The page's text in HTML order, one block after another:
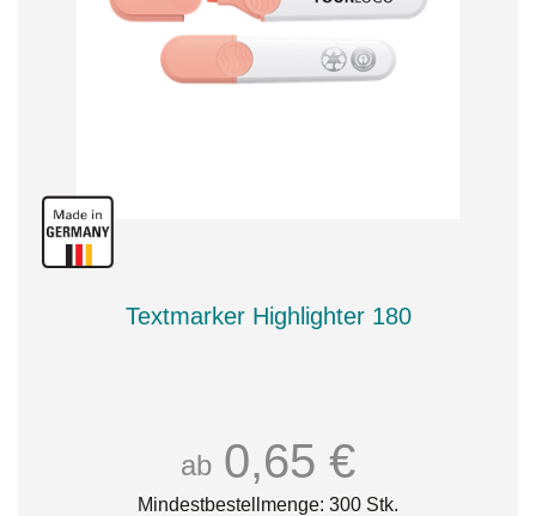
Textmarker Highlighter 180
ab 0,65 €
Mindestbestellmenge: 300 Stk.